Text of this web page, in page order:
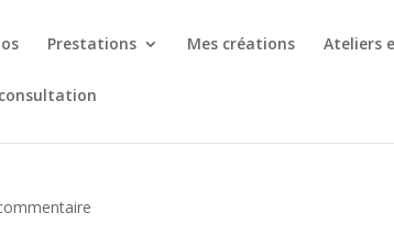
Prestations Mes créations Ateliers